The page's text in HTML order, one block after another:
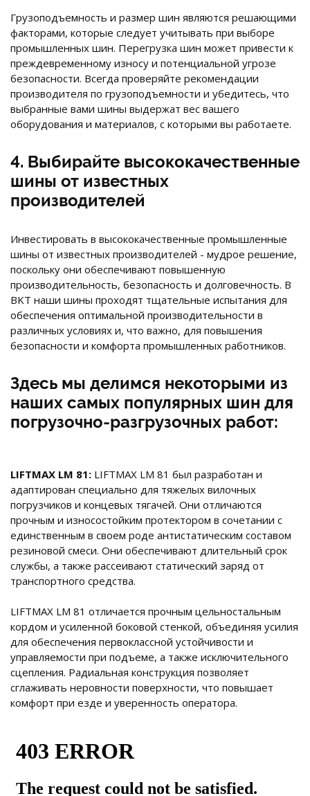
Грузоподъемность и размер шин являются решающими
факторами, которые следует учитывать при выборе
промышленных шин. Перегрузка шин может привести к
преждевременному износу и потенциальной угрозе
безопасности. Всегда проверяйте рекомендации
производителя по грузоподъемности и убедитесь, что
выбранные вами шины выдержат вес вашего
оборудования и материалов, с которыми вы работаете.
4. Выбирайте высококачественные
шины от известных
производителей
Инвестировать в высококачественные промышленные
шины от известных производителей - мудрое решение,
поскольку они обеспечивают повышенную
производительность, безопасность и долговечность. В
BKT наши шины проходят тщательные испытания для
обеспечения оптимальной производительности в
различных условиях и, что важно, для повышения
безопасности и комфорта промышленных работников.
Здесь мы делимся некоторыми из
наших самых популярных шин для
погрузочно-разгрузочных работ:
LIFTMAX LM 81: LIFTMAX LM 81 был разработан и
адаптирован специально для тяжелых вилочных
погрузчиков и концевых тягачей. Они отличаются
прочным и износостойким протектором в сочетании с
единственным в своем роде антистатическим составом
резиновой смеси. Они обеспечивают длительный срок
службы, а также рассеивают статический заряд от
транспортного средства.
LIFTMAX LM 81 отличается прочным цельностальным
кордом и усиленной боковой стенкой, объединяя усилия
для обеспечения первоклассной устойчивости и
управляемости при подъеме, а также исключительного
сцепления. Радиальная конструкция позволяет
сглаживать неровности поверхности, что повышает
комфорт при езде и уверенность оператора.